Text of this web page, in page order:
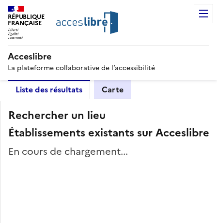
RÉPUBLIQUE
FRANÇAISE
Acceslibre
La plateforme collaborative de l’accessibilité
Liste des résultats Carte
Rechercher un lieu
Établissements existants sur Acceslibre
En cours de chargement...